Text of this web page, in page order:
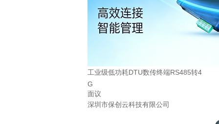
工业级低功耗DTU数传终端RS485转4
G
面议
深圳市保创云科技有限公司